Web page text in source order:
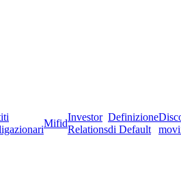
Mifid
Investor
Relations
Definizione
di Default